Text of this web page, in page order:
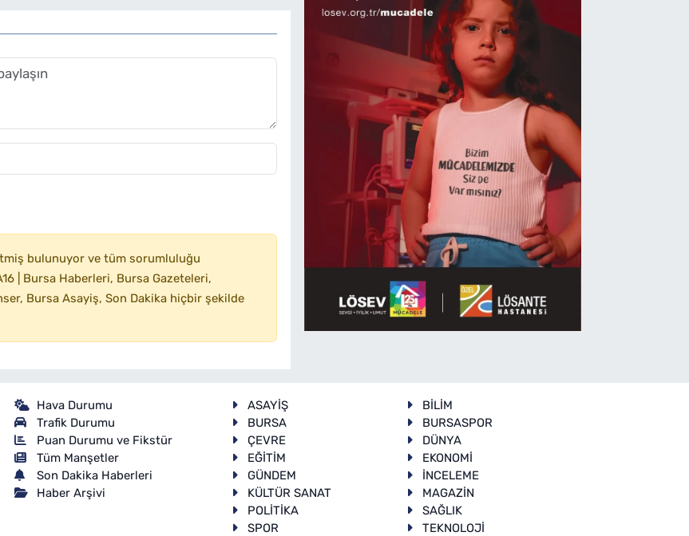
bulunuyor ve tüm sorumluluğu
| Bursa Haberleri, Bursa Gazeteleri,
Bursa Asayiş, Son Dakika hiçbir şekilde
Hava Durumu
Trafik Durumu
Puan Durumu ve Fikstür
Tüm Manşetler
Son Dakika Haberleri
Haber Arşivi
ASAYİŞ
BİLİM
BURSA
BURSASPOR
ÇEVRE
DÜNYA
EĞİTİM
EKONOMİ
GÜNDEM
İNCELEME
KÜLTÜR SANAT
MAGAZİN
POLİTİKA
SAĞLIK
SPOR
TEKNOLOJİ